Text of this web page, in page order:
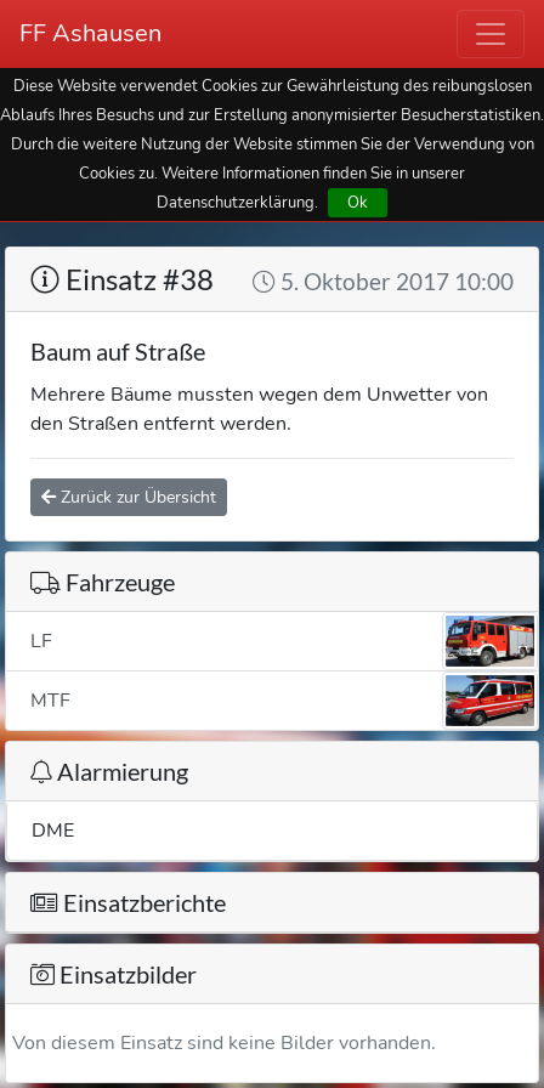
FF Ashausen
Diese Website verwendet Cookies zur Gewährleistung des reibungslosen
Ablaufs Ihres Besuchs und zur Erstellung anonymisierter Besucherstatistiken.
Durch die weitere Nutzung der Website stimmen Sie der Verwendung von
Cookies zu. Weitere Informationen finden Sie in unserer
Datenschutzerklärung.
Ok
Einsatz #38 5. Oktober 2017 10:00
Baum auf Straße
Mehrere Bäume mussten wegen dem Unwetter von
den Straßen entfernt werden.
Zurück zur Übersicht
Fahrzeuge
LF
MTF
Alarmierung
DME
Einsatzberichte
Einsatzbilder
Von diesem Einsatz sind keine Bilder vorhanden.